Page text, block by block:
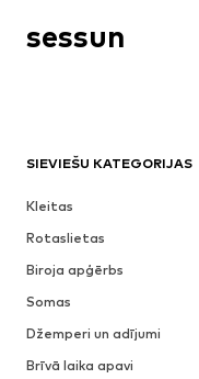
SIEVIEŠU KATEGORIJAS
Kleitas
Rotaslietas
Biroja apģērbs
Somas
Džemperi un adījumi
Brīvā laika apavi
sessun